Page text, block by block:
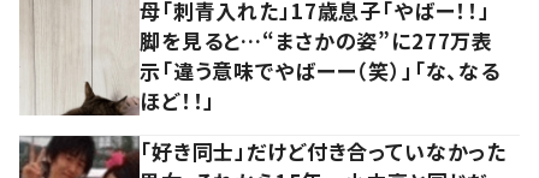
母「刺青入れた」17歳息子「やばー！！」
脚を見ると…“まさかの姿”に277万表
示「違う意味でやばーー（笑）」「な、なる
ほど！！」
「好き同士」だけど付き合っていなかった